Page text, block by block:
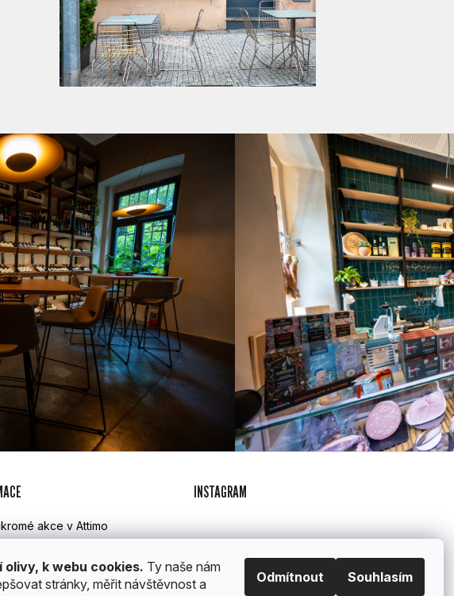
olivy, k webu cookies. Ty naše nám
stránky, měřit návštěvnost a
Odmítnout Souhlasím
akce v Attimo
vrácení a doprava
podmínky
INSTAGRAM